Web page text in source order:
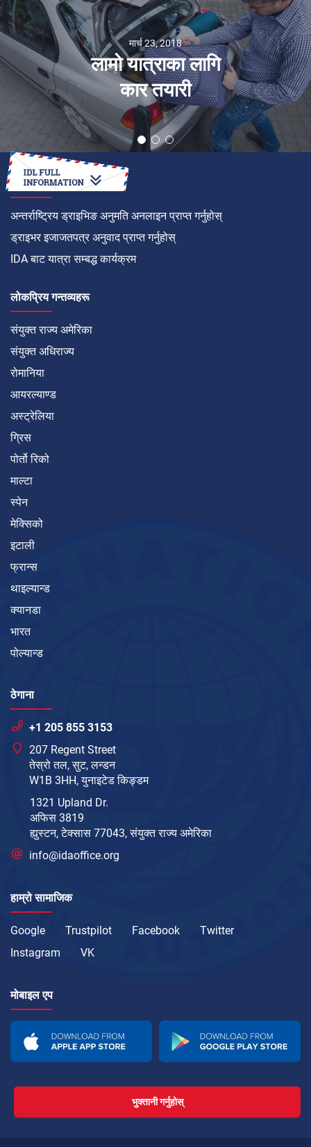
मार्च 23, 2018
लामो यात्राका लागि
कार तयारी
कसरी गर्ने
अन्तर्राष्ट्रिय ड्राइभिङ अनुमति अनलाइन प्राप्त गर्नुहोस्
ड्राइभर इजाजतपत्र अनुवाद प्राप्त गर्नुहोस्
IDA बाट यात्रा सम्बद्ध कार्यक्रम
लोकप्रिय गन्तव्यहरू
संयुक्त राज्य अमेरिका
संयुक्त अधिराज्य
रोमानिया
आयरल्याण्ड
अस्ट्रेलिया
ग्रिस
पोर्तो रिको
माल्टा
स्पेन
मेक्सिको
इटाली
फ्रान्स
थाइल्यान्ड
क्यानडा
भारत
पोल्यान्ड
ठेगाना
+1 205 855 3153
207 Regent Street
तेस्रो तल, सुट, लन्डन
W1B 3HH, युनाइटेड किङ्डम
1321 Upland Dr.
अफिस 3819
ह्युस्टन, टेक्सास 77043, संयुक्त राज्य अमेरिका
info@idaoffice.org
हाम्रो सामाजिक
Google Trustpilot Facebook
Twitter
Instagram
VK
मोबाइल एप
भुक्तानी गर्नुहोस्